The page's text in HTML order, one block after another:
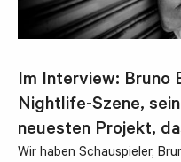
Im Interview: Bruno
Nightlife-Szene,
neuesten Projekt,
Wir haben Schauspieler,